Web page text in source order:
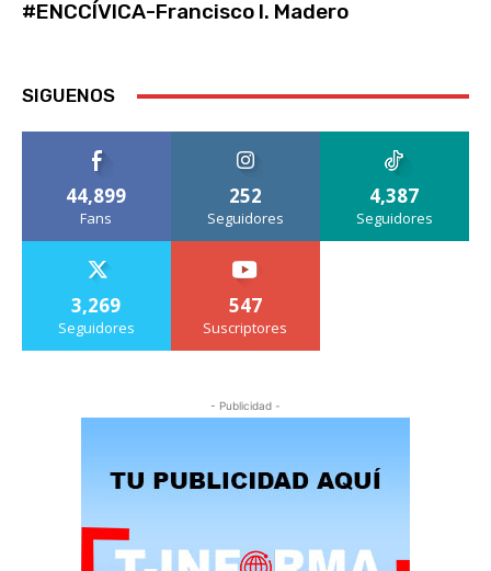
#ENCCÍVICA-Francisco I. Madero
SIGUENOS
44,899
Fans
252
Seguidores
4,387
Seguidores
3,269
Seguidores
547
Suscriptores
- Publicidad -